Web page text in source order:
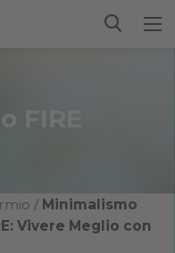
/ Minimalismo
Vivere Meglio con